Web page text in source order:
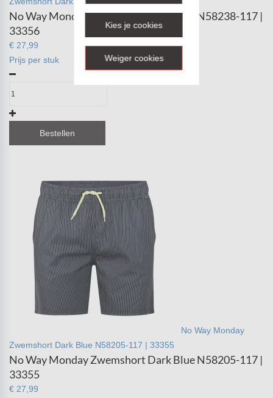
No Way Monday Zwemshort Dark Blue N58238-117 |
33356
€ 27,99
Prijs per stuk
Bestellen
No Way Monday
Zwemshort Dark Blue N58205-117 | 33355
No Way Monday Zwemshort Dark Blue N58205-117 |
33355
€ 27,99
Kies je cookies
Weiger cookies